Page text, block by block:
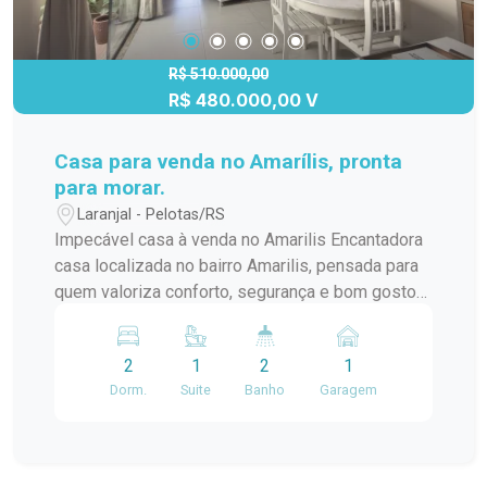
R$ 510.000,00
R$ 480.000,00 V
Casa para venda no Amarílis, pronta
para morar.
Laranjal - Pelotas/RS
Impecável casa à venda no Amarilis Encantadora
casa localizada no bairro Amarilis, pensada para
quem valoriza conforto, segurança e bom gosto
dormitórios, sendo 1 suíte, oferecendo
privacidade e funcionalidade para o dia a dia. Um
dos grandes destaques é o jardim de inverno
2
Dorm.
1
Suite
2
Banho
1
Garagem